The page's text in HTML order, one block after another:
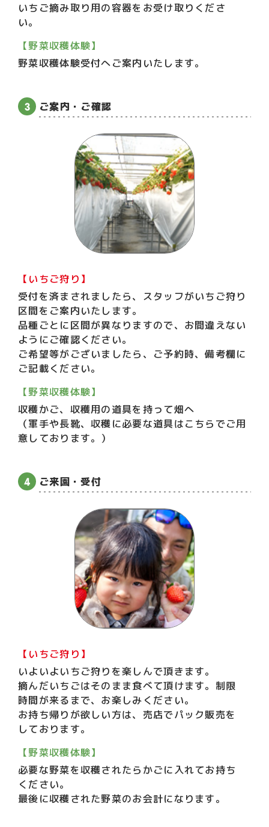
いちご摘み取り用の容器をお受け取りくださ
い。
【野菜収穫体験】
野菜収穫体験受付へご案内いたします。
ご案内・ご確認
【いちご狩り】
受付を済まされましたら、スタッフがいちご狩り
区間をご案内いたします。
品種ごとに区間が異なりますので、お間違えない
ようにご確認ください。
ご希望等がございましたら、ご予約時、備考欄に
ご記載ください。
【野菜収穫体験】
収穫かご、収穫用の道具を持って畑へ
（軍手や長靴、収穫に必要な道具はこちらでご用
意しております。）
ご来園・受付
【いちご狩り】
いよいよいちご狩りを楽しんで頂きます。
摘んだいちごはそのまま食べて頂けます。制限
時間が来るまで、お楽しみください。
お持ち帰りが欲しい方は、売店でパック販売を
しております。
【野菜収穫体験】
必要な野菜を収穫されたらかごに入れてお持ち
ください。
最後に収穫された野菜のお会計になります。